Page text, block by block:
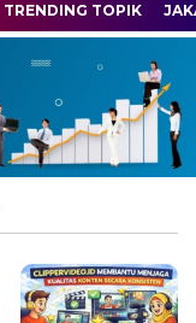
TRENDING TOPIK